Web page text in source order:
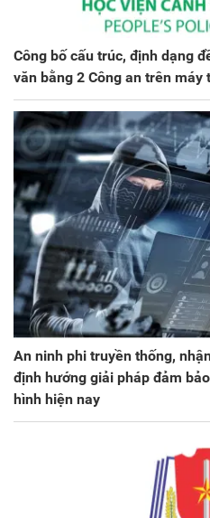
Công bố cấu trúc, định dạng
văn bằng 2 Công an trên máy
An ninh phi truyền thống,
định hướng giải pháp đảm
hình hiện nay